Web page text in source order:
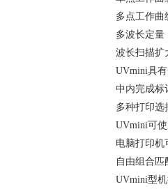
多点工作曲
多波长定量
波长扫描扩
UVmini具
中内完成标
多种打印选
UVmini可
电脑打印机
自由组合匹
UVmini型